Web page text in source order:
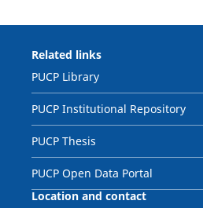
Related links
PUCP Library
PUCP Institutional Repository
PUCP Thesis
PUCP Open Data Portal
Location and contact